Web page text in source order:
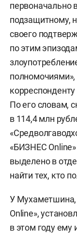
первоначально
подзащитному,
своего
по этим
По его словам,
в 114,4 млн
«БИЗНЕС
выделено в
найти тех, кто
У Мухаметшина,
Online»,
в этом году ему